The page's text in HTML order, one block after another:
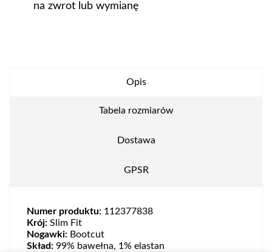
na zwrot lub wymianę
Opis
Tabela rozmiarów
Dostawa
GPSR
Numer produktu: 112377838
Krój: Slim Fit
Nogawki: Bootcut
Skład: 99% bawełna, 1% elastan